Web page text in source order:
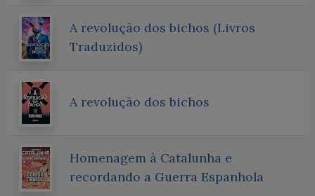
A revolução dos bichos (Livros
Traduzidos)
A revolução dos bichos
Homenagem à Catalunha e
recordando a Guerra Espanhola